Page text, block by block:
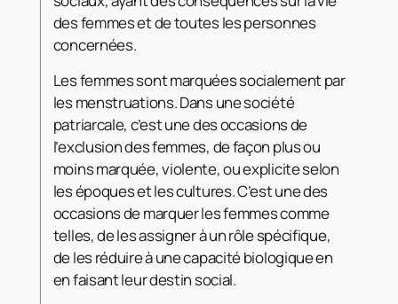
des femmes et de toutes les personnes
concernées.
Les femmes sont marquées socialement par
les menstruations. Dans une société
patriarcale, c’est une des occasions de
l’exclusion des femmes, de façon plus ou
moins marquée, violente, ou explicite selon
les époques et les cultures. C’est une des
occasions de marquer les femmes comme
telles, de les assigner à un rôle spécifique,
de les réduire à une capacité biologique en
en faisant leur destin social.